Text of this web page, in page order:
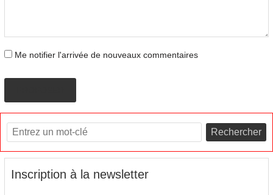
Me notifier l'arrivée de nouveaux commentaires
Rechercher
Inscription à la newsletter